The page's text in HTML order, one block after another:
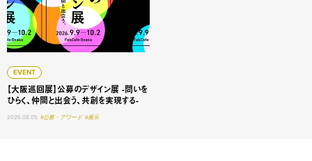
EVENT
【大阪巡回展】公募のデザイン展 -問いを
ひらく、仲間と出会う、共創を実現する-
2026.08.05 #公募・アワード #展示